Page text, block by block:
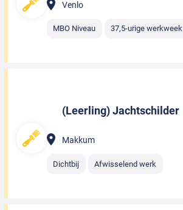
Venlo
MBO Niveau 37,5-urige werkweek
(Leerling) Jachtschilder
Makkum
Dichtbij Afwisselend werk